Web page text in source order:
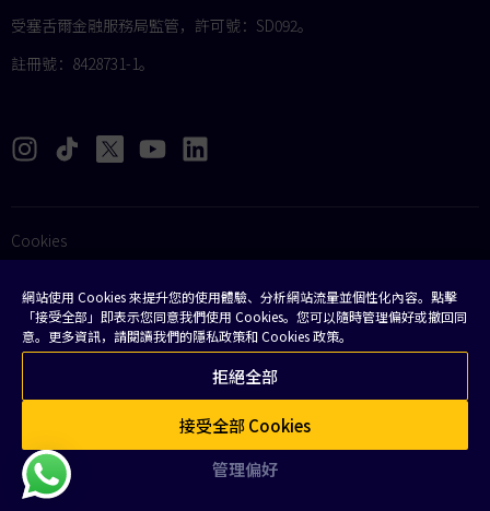
網站使用 Cookies 來提升您的使用體驗、分析網站流量並個性化內容。點擊
「接受全部」即表示您同意我們使用 Cookies。您可以隨時管理偏好或撤回同
意。更多資訊，請閱讀我們的隱私政策和 Cookies 政策。
接受全部 Cookies
拒絕全部
管理偏好
受塞舌爾金融服務局監管，許可號：SD092。
註冊號：8428731-1。
Cookies
條款和條件
網站地圖